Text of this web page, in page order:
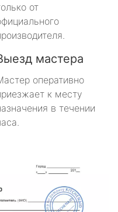
от
мастера
оперативно
к месту
в течении